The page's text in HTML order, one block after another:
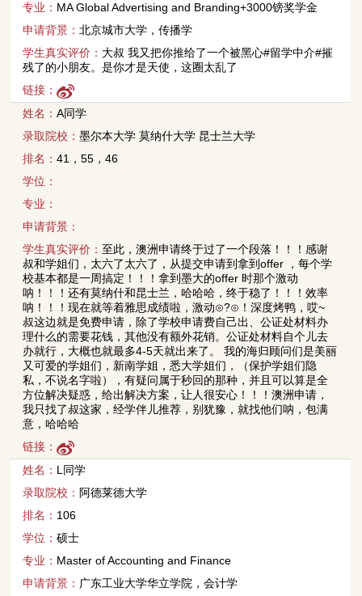
专业： MA Global Advertising and Branding+3000镑奖学金
申请背景：北京城市大学，传播学
学生真实评价： 大叔 我又把你推给了一个被黑心#留学中介#摧
残了的小朋友。是你才是天使，这圈太乱了
链接：
姓名：A同学
录取院校：墨尔本大学 莫纳什大学 昆士兰大学
排名：41，55，46
学位：
专业：
申请背景：
学生真实评价：至此，澳洲申请终于过了一个段落！！！感谢
叔和学姐们，太六了太六了，从提交申请到拿到offer ，每个学
校基本都是一周搞定！！！拿到墨大的offer 时那个激动
呐！！！还有莫纳什和昆士兰，哈哈哈，终于稳了！！！效率
呐！！！现在就等着雅思成绩啦，激动⊙?⊙！深度烤鸭，哎~
叔这边就是免费申请，除了学校申请费自己出、公证处材料办
理什么的需要花钱，其他没有额外花销。公证处材料自个儿去
办就行，大概也就最多4-5天就出来了。 我的海归顾问们是美丽
又可爱的学姐们，新南学姐，悉大学姐们，（保护学姐们隐
私，不说名字啦），有疑问属于秒回的那种，并且可以算是全
方位解决疑惑，给出解决方案，让人很安心！！！澳洲申请，
我只找了叔这家，经学伴儿推荐，别犹豫，就找他们呐，包满
意，哈哈哈
链接：
姓名： L同学
录取院校： 阿德莱德大学
排名： 106
学位：硕士
专业： Master of Accounting and Finance
申请背景： 广东工业大学华立学院，会计学